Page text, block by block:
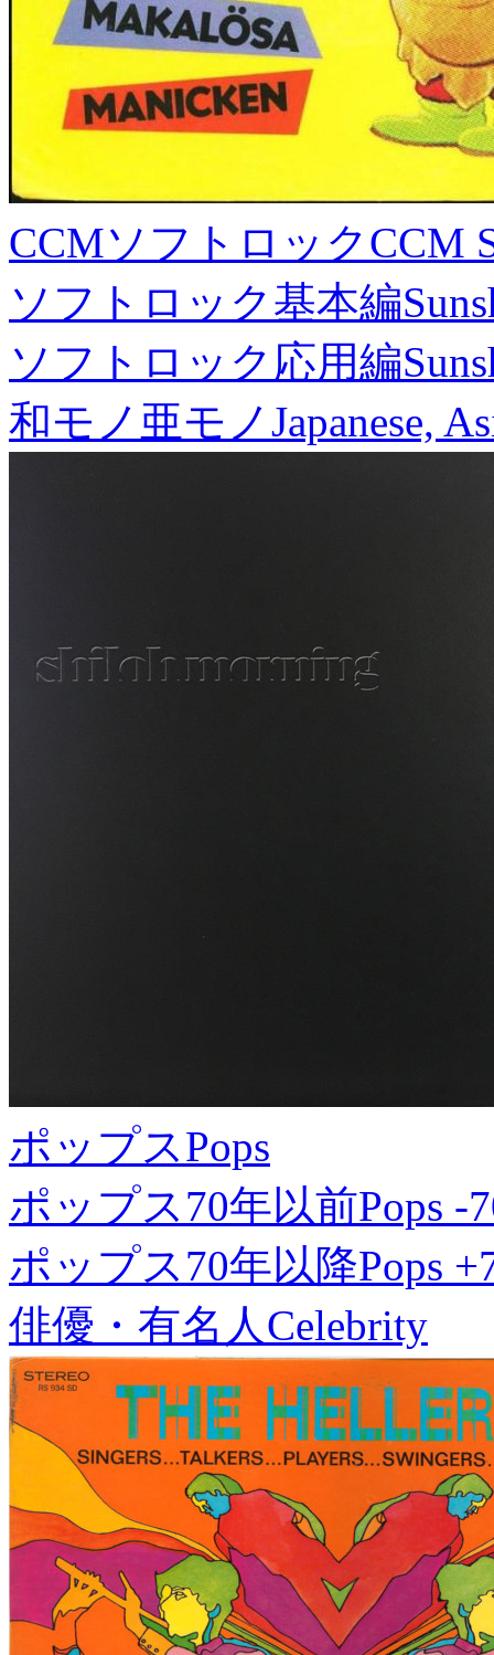
CCMソフトロックCCM
ソフトロック基本編
ソフトロック応用編
和モノ亜モノJapanese,
ポップスPops
ポップス70年以前Pops -
ポップス70年以降Pops
俳優・有名人Celebrity